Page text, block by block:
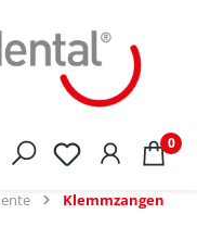
0
Klemmzangen